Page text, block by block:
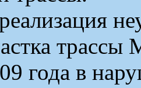
года в